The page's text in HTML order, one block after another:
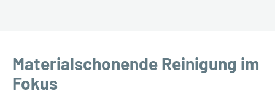
Materialschonende Reinigung im
Fokus